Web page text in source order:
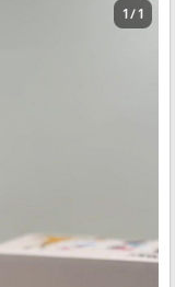
1 / 1